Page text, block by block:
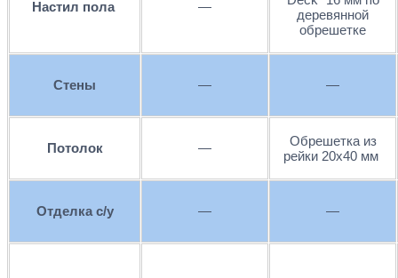
Настил пола —
деревянной
обрешетке
Стены — —
Потолок —
Обрешетка из
рейки 20х40 мм
Отделка с/у — —